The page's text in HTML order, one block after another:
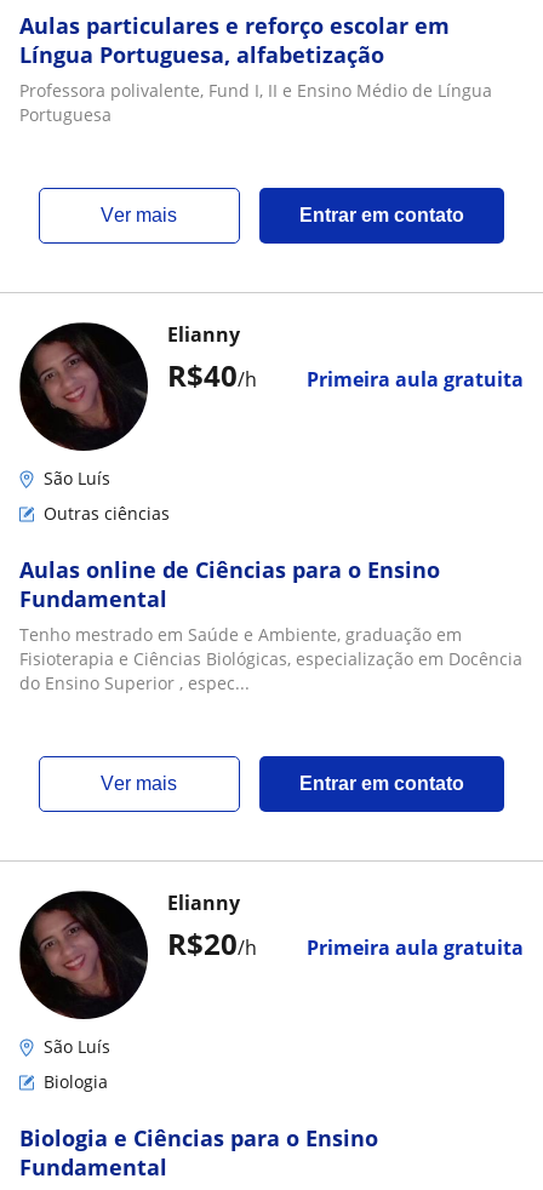
Aulas particulares e reforço escolar em
Língua Portuguesa, alfabetização
Professora polivalente, Fund I, II e Ensino Médio de Língua
Portuguesa
ver mais Entrar em contato
R$40/h Primeira aula gratuita
Elianny
São Luís
Outras ciências
Aulas online de Ciências para o Ensino
Fundamental
Tenho mestrado em Saúde e Ambiente, graduação em
Fisioterapia e Ciências Biológicas, especialização em Docência
do Ensino Superior , espec...
ver mais Entrar em contato
R$20/h Primeira aula gratuita
Elianny
São Luís
Biologia
Biologia e Ciências para o Ensino
Fundamental